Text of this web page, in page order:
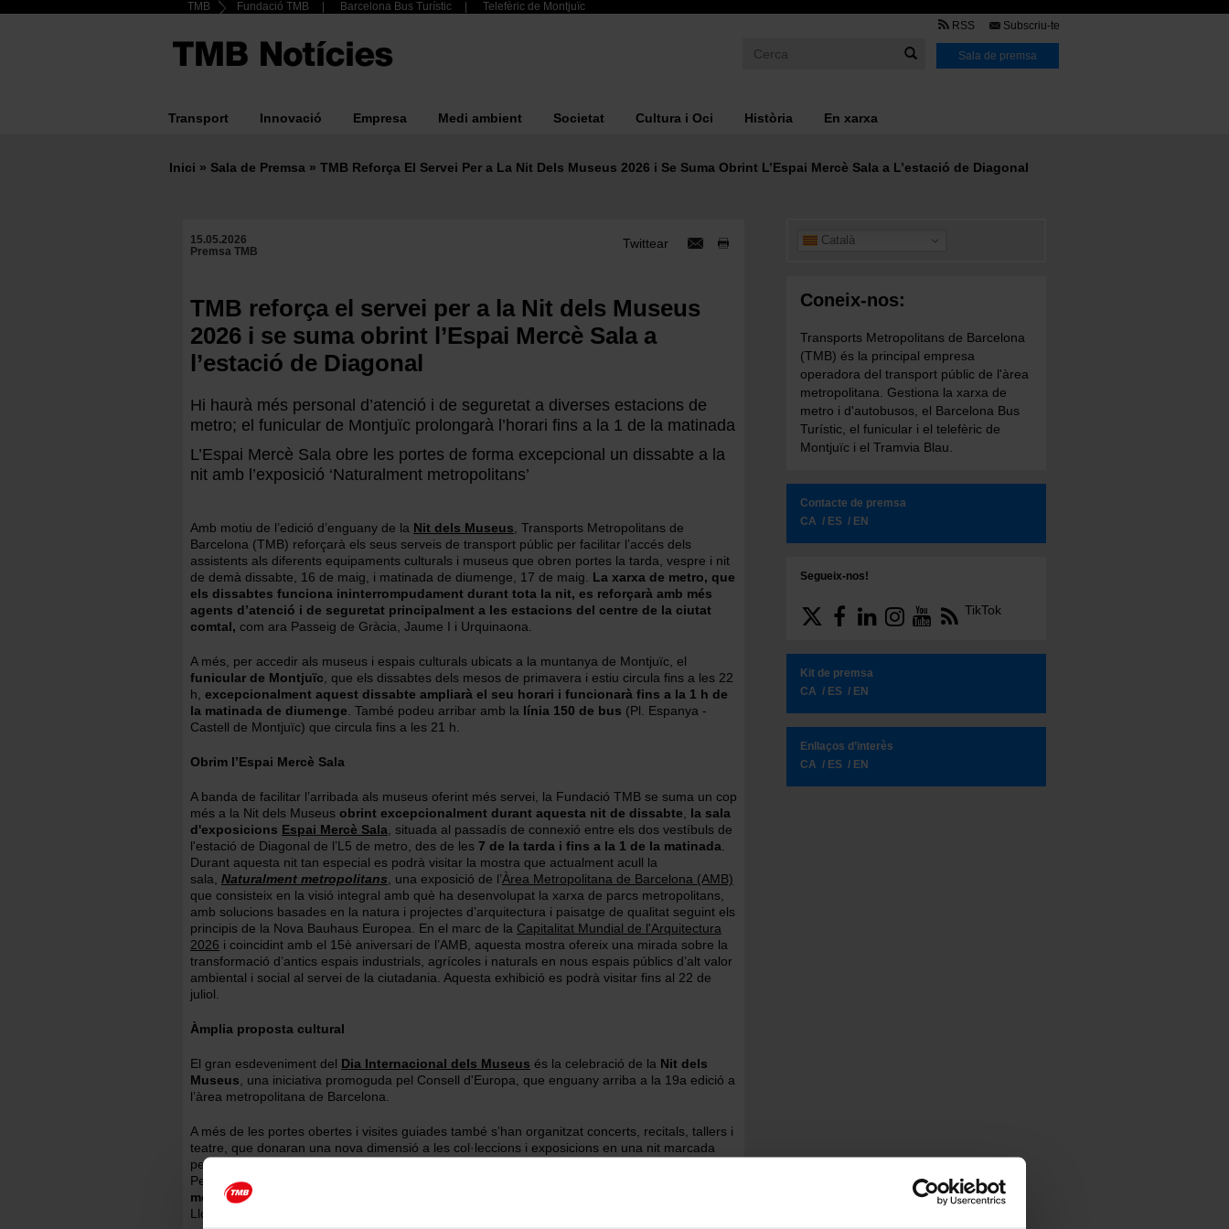
Header
Top
menu
TMB Fundació TMB Barcelona Bus Turístic Telefèric de Montjuïc
TMB
Link
RSS Subscriu-te
Sala de premsa
Main
navigation
Transport Innovació Empresa Medi ambient Societat Cultura i Oci Història En xarxa
Inici Sala de Premsa TMB Reforça El Servei Per a La Nit Dels Museus 2026 i Se Suma Obrint L’Espai Mercè Sala a L’estació de Diagonal
Twittear
15.05.2026
Premsa TMB
TMB reforça el servei per a la Nit dels Museus
2026 i se suma obrint l’Espai Mercè Sala a
l’estació de Diagonal
Hi haurà més personal d’atenció i de seguretat a diverses estacions de
metro; el funicular de Montjuïc prolongarà l’horari fins a la 1 de la matinada
L’Espai Mercè Sala obre les portes de forma excepcional un dissabte a la
nit amb l’exposició ‘Naturalment metropolitans’
Amb motiu de l’edició d’enguany de la Nit dels Museus , Transports Metropolitans de
Barcelona (TMB) reforçarà els seus serveis de transport públic per facilitar l’accés dels
assistents als diferents equipaments culturals i museus que obren portes la tarda, vespre i nit
de demà dissabte, 16 de maig, i matinada de diumenge, 17 de maig. La xarxa de metro, que
els dissabtes funciona ininterrompudament durant tota la nit, es reforçarà amb més
agents d’atenció i de seguretat principalment a les estacions del centre de la ciutat
comtal, com ara Passeig de Gràcia, Jaume I i Urquinaona.
A més, per accedir als museus i espais culturals ubicats a la muntanya de Montjuïc, el
funicular de Montjuïc , que els dissabtes dels mesos de primavera i estiu circula fins a les 22
h, excepcionalment aquest dissabte ampliarà el seu horari i funcionarà fins a la 1 h de
la matinada de diumenge . També podeu arribar amb la línia 150 de bus (Pl. Espanya -
Castell de Montjuïc) que circula fins a les 21 h.
Obrim l’Espai Mercè Sala
A banda de facilitar l’arribada als museus oferint més servei, la Fundació TMB se suma un cop
més a la Nit dels Museus obrint excepcionalment durant aquesta nit de dissabte
la sala
d'exposicions Espai Mercè Sala , situada al passadís de connexió entre els dos vestíbuls de
l'estació de Diagonal de l’L5 de metro, des de les 7 de la tarda i fins a la 1 de la matinada
Durant aquesta nit tan especial es podrà visitar la mostra que actualment acull la
sala, Naturalment metropolitans , una exposició de l’Àrea Metropolitana de Barcelona (AMB)
que consisteix en la visió integral amb què ha desenvolupat la xarxa de parcs metropolitans,
amb solucions basades en la natura i projectes d’arquitectura i paisatge de qualitat seguint els
principis de la Nova Bauhaus Europea. En el marc de la Capitalitat Mundial de l'Arquitectura
2026 i coincidint amb el 15è aniversari de l’AMB, aquesta mostra ofereix una mirada sobre la
transformació d’antics espais industrials, agrícoles i naturals en nous espais públics d’alt valor
ambiental i social al servei de la ciutadania. Aquesta exhibició es podrà visitar fins al 22 de
juliol.
Àmplia proposta cultural
El gran esdeveniment del Dia Internacional dels Museus és la celebració de la Nit dels
Museus , una iniciativa promoguda pel Consell d'Europa, que enguany arriba a la 19a edició a
l’àrea metropolitana de Barcelona.
A més de les portes obertes i visites guiades també s’han organitzat concerts, recitals, tallers i
teatre, que donaran una nova dimensió a les col·leccions i exposicions en una nit marcada
per la renovació d’alguns equipaments culturals i per aniversaris, com el del Monestir de
Pedralbes. En
metropolitana
Llobregat, Sant Adrià de Besòs, Sant Joan Despí i Santa Coloma de Gramenet.
Català
Coneix-nos:
Transports Metropolitans de Barcelona
(TMB) és la principal empresa
operadora del transport públic de l'àrea
metropolitana. Gestiona la xarxa de
metro i d'autobusos, el Barcelona Bus
Turístic, el funicular i el telefèric de
Montjuïc i el Tramvia Blau.
Contacte de premsa
CA
ES EN
Segueix-nos!
TikTok
Kit de premsa
CA
ES EN
Enllaços d’interès
CA
ES EN